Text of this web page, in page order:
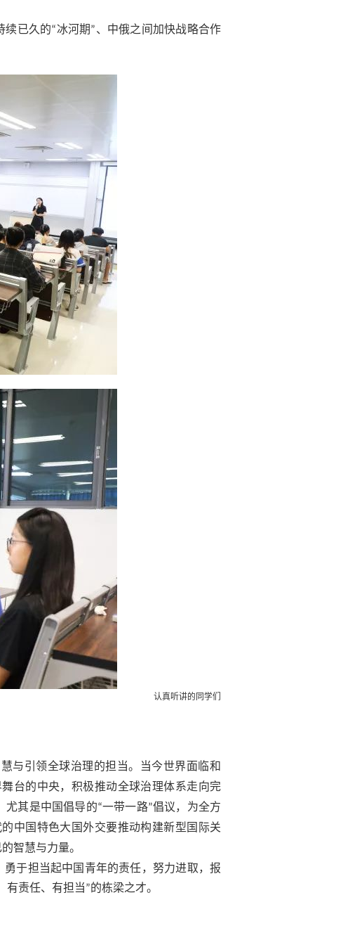
续已久的“冰河期”、中俄之间加快战略合作
认真听讲的同学们
与引领全球治理的担当。当今世界面临和
台的中央，积极推动全球治理体系走向完
尤其是中国倡导的“一带一路”倡议，为全方
中国特色大国外交要推动构建新型国际关
智慧与力量。
于担当起中国青年的责任，努力进取，报
有责任、有担当”的栋梁之才。